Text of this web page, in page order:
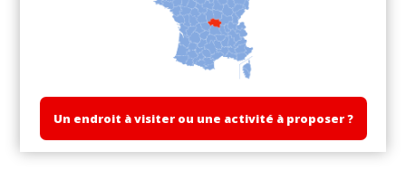
Un endroit à visiter ou une activité à proposer ?